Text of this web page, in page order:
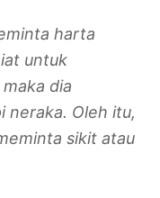
harta
untuk
dia
neraka. Oleh itu,
sikit atau